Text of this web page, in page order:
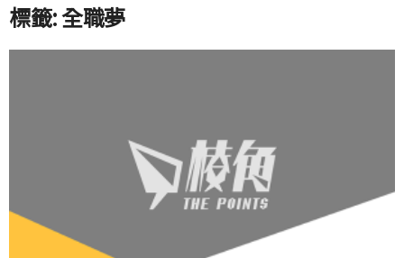
標籤: 全職夢